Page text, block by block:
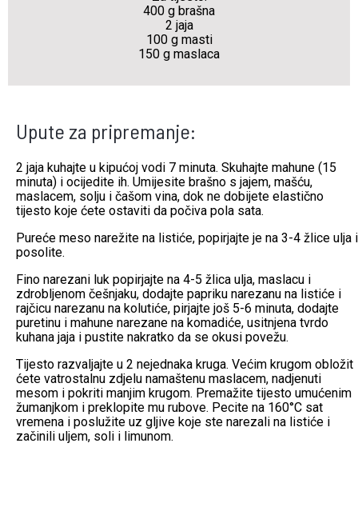
400 g brašna
2 jaja
100 g masti
150 g maslaca
Upute za pripremanje:
2 jaja kuhajte u kipućoj vodi 7 minuta. Skuhajte mahune (15
minuta) i ocijedite ih. Umijesite brašno s jajem, mašću,
maslacem, solju i čašom vina, dok ne dobijete elastično
tijesto koje ćete ostaviti da počiva pola sata.
Pureće meso narežite na listiće, popirjajte je na 3-4 žlice ulja i
posolite.
Fino narezani luk popirjajte na 4-5 žlica ulja, maslacu i
zdrobljenom češnjaku, dodajte papriku narezanu na listiće i
rajčicu narezanu na kolutiće, pirjajte još 5-6 minuta, dodajte
puretinu i mahune narezane na komadiće, usitnjena tvrdo
kuhana jaja i pustite nakratko da se okusi povežu.
Tijesto razvaljajte u 2 nejednaka kruga. Većim krugom obložit
ćete vatrostalnu zdjelu namaštenu maslacem, nadjenuti
mesom i pokriti manjim krugom. Premažite tijesto umućenim
žumanjkom i preklopite mu rubove. Pecite na 160°C sat
vremena i poslužite uz gljive koje ste narezali na listiće i
začinili uljem, soli i limunom.